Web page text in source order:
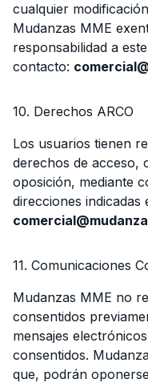
cualquier
Mudanzas MME
responsabilidad a
contacto:
10. Derechos ARCO
Los usuarios tienen
derechos de acceso,
oposición, mediante
direcciones indicadas
11. Comunicaciones
Mudanzas MME no
consentidos
mensajes
consentidos.
que, podrán